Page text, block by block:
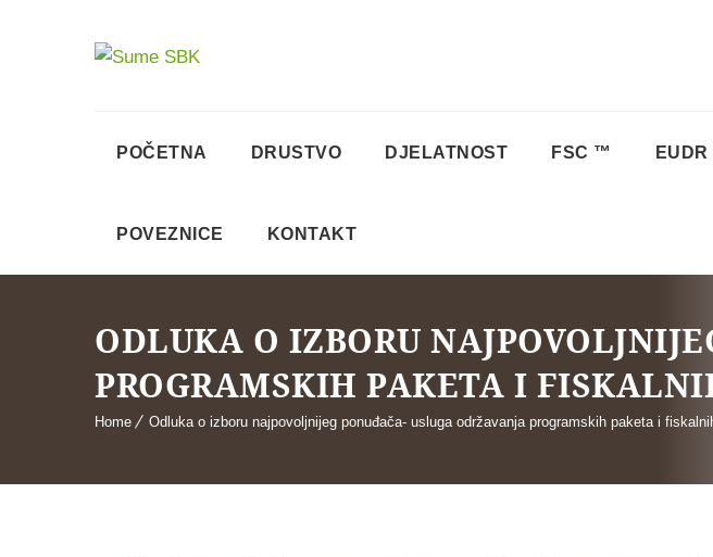
POČETNA DRUSTVO DJELATNOST FSC ™ EUDR
POVEZNICE KONTAKT
ODLUKA O IZBORU
PROGRAMSKIH PAKETA I
Home Odluka o izboru najpovoljnijeg ponuđača- usluga održavanja programskih paketa i